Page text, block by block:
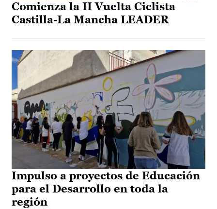
Comienza la II Vuelta Ciclista
Castilla-La Mancha LEADER
Impulso a proyectos de Educación
para el Desarrollo en toda la
región